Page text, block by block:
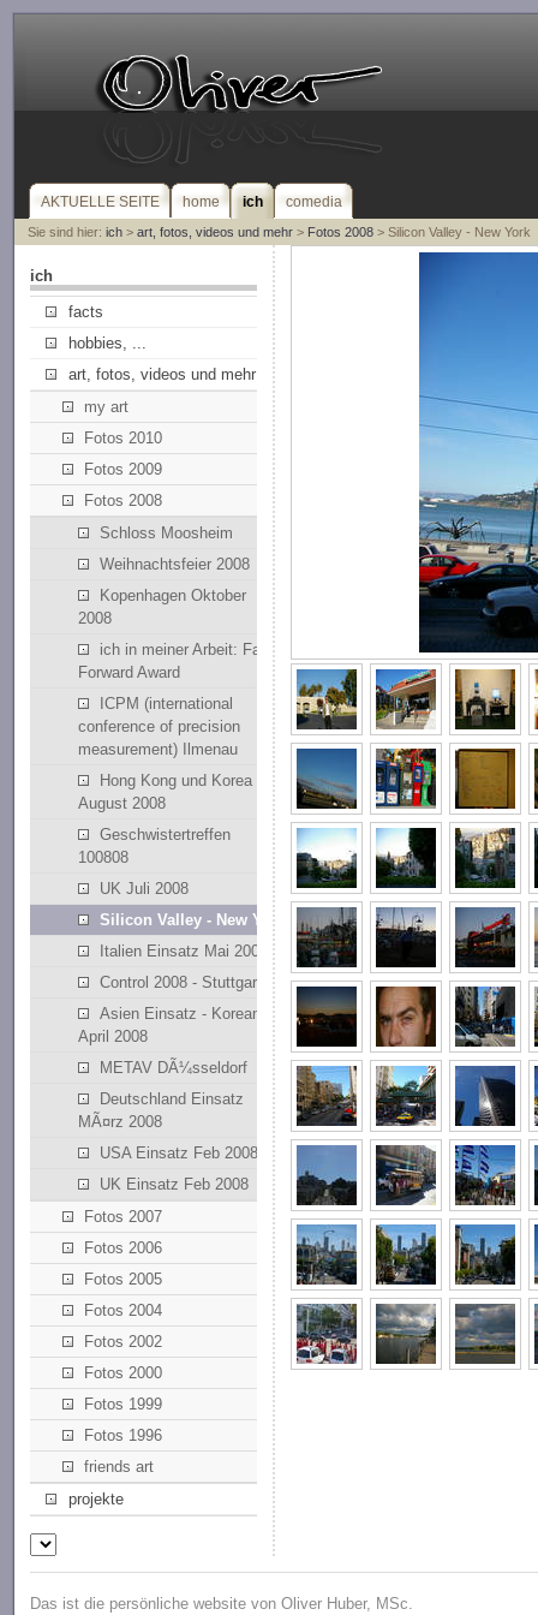
AKTUELLE SEITE home ich comedia
Sie sind hier: ich> art, fotos, videos und mehr> Fotos 2008> Silicon Valley - New York
ich
facts
hobbies, ...
art, fotos, videos und mehr
my art
Fotos 2010
Fotos 2009
Fotos 2008
Schloss Moosheim
Weihnachtsfeier 2008
Kopenhagen Oktober
2008
ich in meiner Arbeit: Fast
Forward Award
ICPM (international
conference of precision
measurement) Ilmenau
Hong Kong und Korea
August 2008
Geschwistertreffen
100808
UK Juli 2008
Silicon Valley - New York
Italien Einsatz Mai 2008
Control 2008 - Stuttgart
Asien Einsatz - Korean
April 2008
METAV DÃ¼sseldorf
Deutschland Einsatz
MÃ¤rz 2008
USA Einsatz Feb 2008
UK Einsatz Feb 2008
Fotos 2007
Fotos 2006
Fotos 2005
Fotos 2004
Fotos 2002
Fotos 2000
Fotos 1999
Fotos 1996
friends art
projekte
Das ist die persönliche website von Oliver Huber, MSc.